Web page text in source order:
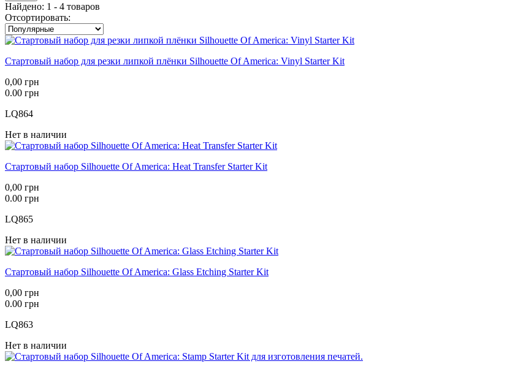
Найдено: 1 - 4 товаров
Отсортировать:
Стартовый набор для резки липкой плёнки Silhouette Of America: Vinyl Starter Kit
0,00 грн
0.00 грн
LQ864
Нет в наличии
Стартовый набор Silhouette Of America: Heat Transfer Starter Kit
0,00 грн
0.00 грн
LQ865
Нет в наличии
Стартовый набор Silhouette Of America: Glass Etching Starter Kit
0,00 грн
0.00 грн
LQ863
Нет в наличии